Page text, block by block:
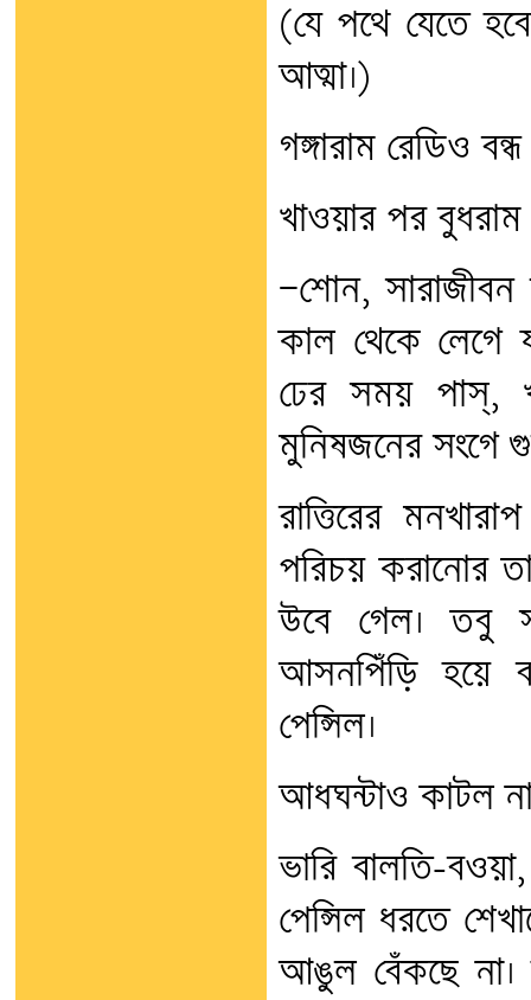
(যে পথে যেতে
আত্মা।)
গঙ্গারাম রেডিও
খাওয়ার পর
—শোন,
কাল থেকে লেগে
ঢের সময় পাস্,
মুনিষজনের সংগে
রাত্তিরের
পরিচয় করানোর
উবে গেল। তবু
আসনপিঁড়ি হয়ে
পেন্সিল।
আধঘন্টাও কাটল
ভারি বালতি-
পেন্সিল ধরতে
আঙুল বেঁকছে না।